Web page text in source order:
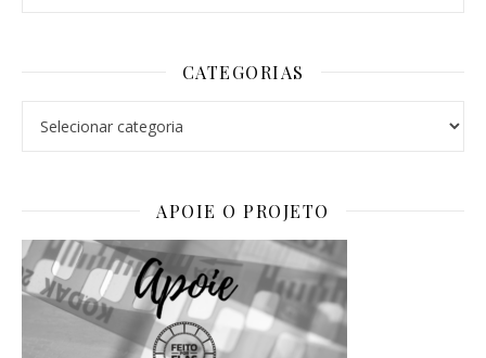
CATEGORIAS
APOIE O PROJETO